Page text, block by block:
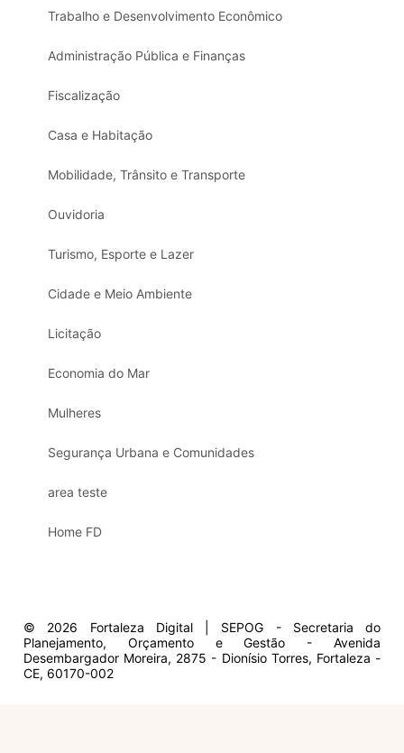
Trabalho e Desenvolvimento Econômico
Administração Pública e Finanças
Fiscalização
Casa e Habitação
Mobilidade, Trânsito e Transporte
Ouvidoria
Turismo, Esporte e Lazer
Cidade e Meio Ambiente
Licitação
Economia do Mar
Mulheres
Segurança Urbana e Comunidades
area teste
Home FD
© 2026 Fortaleza Digital | SEPOG - Secretaria do
Planejamento, Orçamento e Gestão - Avenida
Desembargador Moreira, 2875 - Dionísio Torres, Fortaleza -
CE, 60170-002